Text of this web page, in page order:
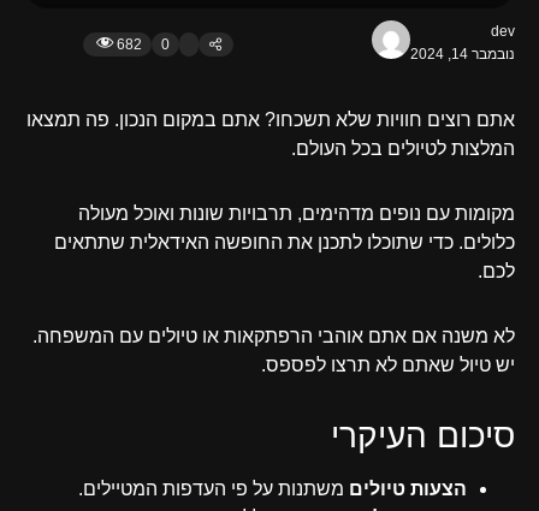
dev
נובמבר 14, 2024
0
682
אתם רוצים חוויות שלא תשכחו? אתם במקום הנכון. פה תמצאו
המלצות לטיולים בכל העולם.
מקומות עם נופים מדהימים, תרבויות שונות ואוכל מעולה
כלולים. כדי שתוכלו לתכנן את החופשה האידאלית שתתאים
לכם.
לא משנה אם אתם אוהבי הרפתקאות או טיולים עם המשפחה.
יש טיול שאתם לא תרצו לפספס.
סיכום העיקרי
הצעות טיולים משתנות על פי העדפות המטיילים.